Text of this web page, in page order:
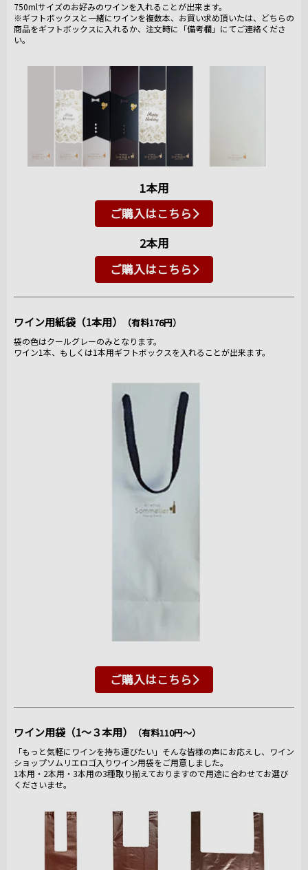
750mlサイズのお好みのワインを入れることが出来ます。
※ギフトボックスと一緒にワインを複数本、お買い求め頂いたは、どちらの
商品をギフトボックスに入れるか、注文時に「備考欄」にてご連絡くださ
い。
1本用
ご購入はこちら
2本用
ご購入はこちら
ワイン用紙袋（1本用） （有料176円）
袋の色はクールグレーのみとなります。
ワイン1本、もしくは1本用ギフトボックスを入れることが出来ます。
ご購入はこちら
ワイン用袋（1～３本用） （有料110円～）
「もっと気軽にワインを持ち運びたい」そんな皆様の声にお応えし、ワイン
ショップソムリエロゴ入りワイン用袋をご用意しました。
1本用・2本用・3本用の3種取り揃えておりますので用途に合わせてお選び
くださいませ。